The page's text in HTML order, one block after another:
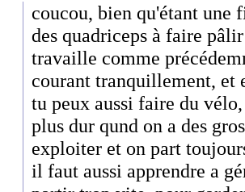
coucou, bien qu'étant
des quadriceps à faire
travaille comme
courant tranquillement, et
tu peux aussi faire du
plus dur qund on a des
exploiter et on part
il faut aussi apprendre a